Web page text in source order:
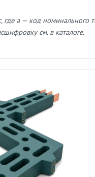
a — код номинального
см. в каталоге.